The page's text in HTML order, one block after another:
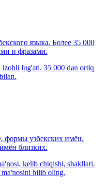
языка. Более 35 000
и фразами.
lug'ati. 35 000 dan ortiq
формы узбекских имён.
близких.
kelib chiqishi, shakllari.
bilib oling.